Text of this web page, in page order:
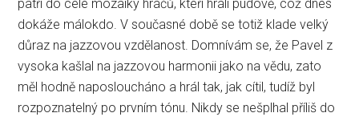
patří do celé mozaiky hráčů, kteří hráli pudově, což dnes
dokáže málokdo. V současné době se totiž klade velký
důraz na jazzovou vzdělanost. Domnívám se, že Pavel z
vysoka kašlal na jazzovou harmonii jako na vědu, zato
měl hodně naposloucháno a hrál tak, jak cítil, tudíž byl
rozpoznatelný po prvním tónu. Nikdy se nešplhal příliš do